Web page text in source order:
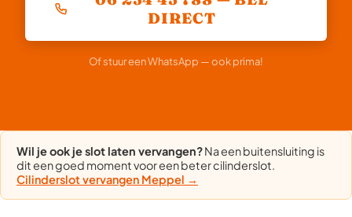
DIRECT
Of stuur een WhatsApp — ook prima!
Wil je ook je slot laten vervangen?Na een buitensluiting is
dit een goed moment voor een beter cilinderslot.
Cilinderslot vervangen Meppel →